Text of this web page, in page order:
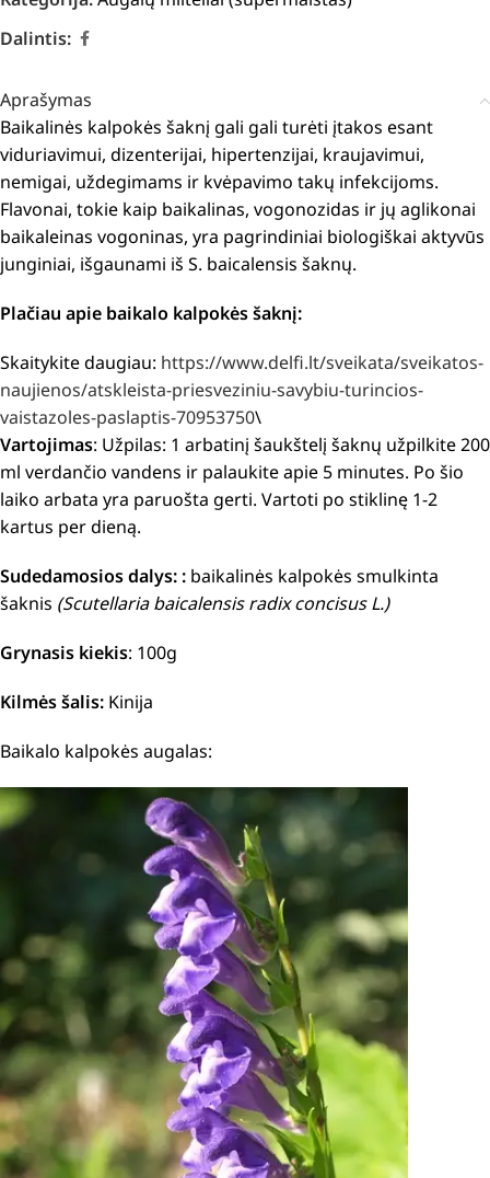
Dalintis:
Aprašymas
Baikalinės kalpokės šaknį gali gali turėti įtakos esant
viduriavimui, dizenterijai, hipertenzijai, kraujavimui,
nemigai, uždegimams ir kvėpavimo takų infekcijoms.
Flavonai, tokie kaip baikalinas, vogonozidas ir jų aglikonai
baikaleinas vogoninas, yra pagrindiniai biologiškai aktyvūs
junginiai, išgaunami iš S. baicalensis šaknų.
Plačiau apie baikalo kalpokės šaknį:
Skaitykite daugiau: https://www.delfi.lt/sveikata/sveikatos-
naujienos/atskleista-priesveziniu-savybiu-turincios-
vaistazoles-paslaptis-70953750\
Vartojimas: Užpilas: 1 arbatinį šaukštelį šaknų užpilkite 200
ml verdančio vandens ir palaukite apie 5 minutes. Po šio
laiko arbata yra paruošta gerti. Vartoti po stiklinę 1-2
kartus per dieną.
Sudedamosios dalys: : baikalinės kalpokės smulkinta
šaknis (Scutellaria baicalensis radix concisus L.)
Grynasis kiekis: 100g
Kilmės šalis: Kinija
Baikalo kalpokės augalas: